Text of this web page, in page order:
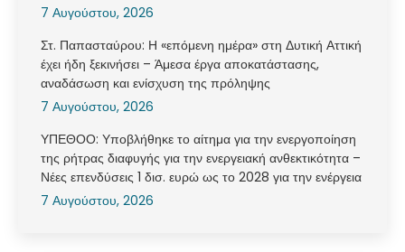
7 Αυγούστου, 2026
Στ. Παπασταύρου: Η «επόμενη ημέρα» στη Δυτική Αττική
έχει ήδη ξεκινήσει – Άμεσα έργα αποκατάστασης,
αναδάσωση και ενίσχυση της πρόληψης
7 Αυγούστου, 2026
ΥΠΕΘΟΟ: Υποβλήθηκε το αίτημα για την ενεργοποίηση
της ρήτρας διαφυγής για την ενεργειακή ανθεκτικότητα –
Νέες επενδύσεις 1 δισ. ευρώ ως το 2028 για την ενέργεια
7 Αυγούστου, 2026